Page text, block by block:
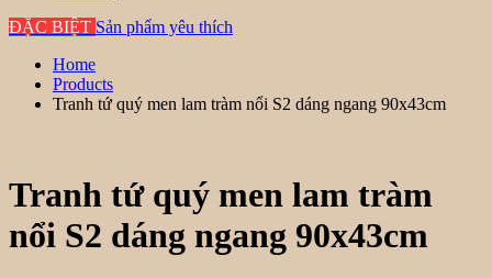
ĐẶC BIỆT Sản phẩm yêu thích
Home
Products
Tranh tứ quý men lam tràm nổi S2 dáng ngang 90x43cm
Tranh tứ quý men lam tràm
nổi S2 dáng ngang 90x43cm